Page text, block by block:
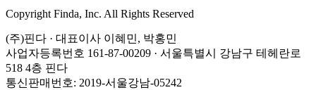
Copyright Finda, Inc. All Rights Reserved
(주)핀다 · 대표이사 이혜민, 박홍민
사업자등록번호 161-87-00209 · 서울특별시 강남구 테헤란로
518 4층 핀다
통신판매번호: 2019-서울강남-05242